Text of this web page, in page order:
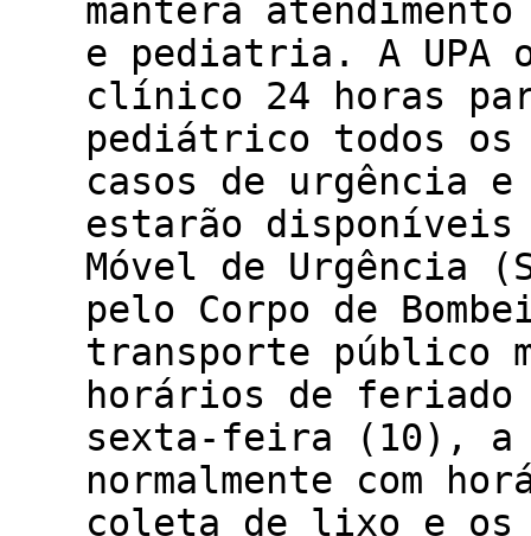
manterá
e pediatria. A UPA
clínico 24 horas
pediátrico todos os
casos de urgência e
estarão disponíveis
Móvel de Urgência
pelo Corpo de
transporte público
horários de
sexta-feira (10), a
normalmente com
coleta de lixo e os